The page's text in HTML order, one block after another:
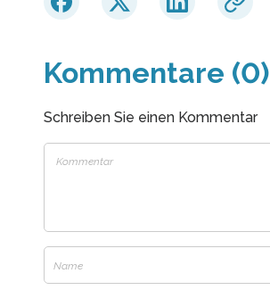
Kommentare (0)
Schreiben Sie einen Kommentar